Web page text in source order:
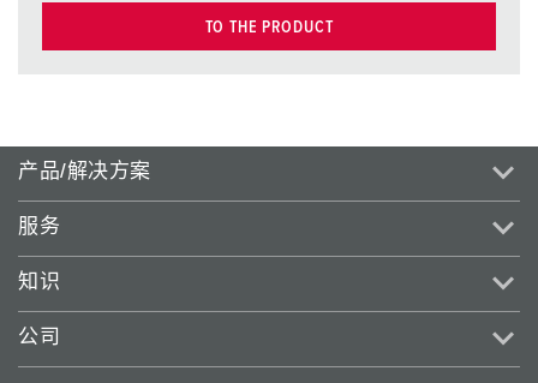
TO THE PRODUCT
产品/解决方案
服务
知识
公司